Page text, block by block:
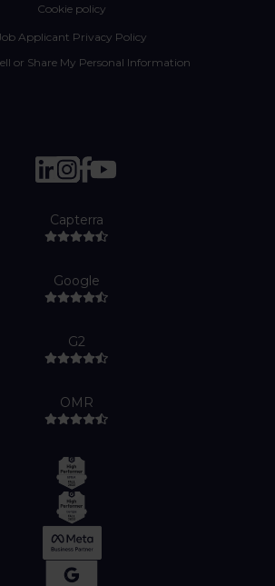
Cookie policy
Applicant Privacy Policy
or Share My Personal Information
Capterra
Google
G2
OMR